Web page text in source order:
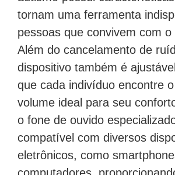
tornam uma ferramenta
pessoas que convivem com o
Além do cancelamento de
dispositivo também é
que cada indivíduo encontre
volume ideal para seu
o fone de ouvido
compatível com diversos
eletrônicos, como
computadores,